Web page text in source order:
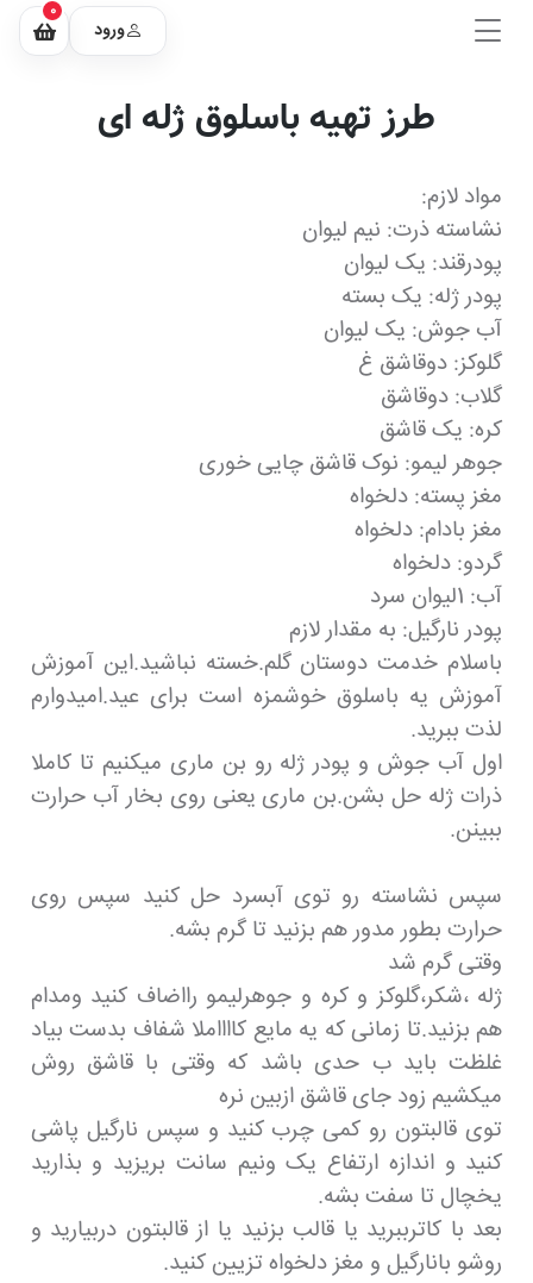
ورود
0
طرز تهیه باسلوق ژله ای
مواد لازم:
نشاسته ذرت: نیم لیوان
پودرقند: یک لیوان
پودر ژله: یک بسته
آب جوش: یک لیوان
گلوکز: دوقاشق غ
گلاب: دوقاشق
کره: یک قاشق
جوهر لیمو: نوک قاشق چایی خوری
مغز پسته: دلخواه
مغز بادام: دلخواه
گردو: دلخواه
آب: 1لیوان سرد
پودر نارگیل: به مقدار لازم
باسلام خدمت دوستان گلم.خسته نباشید.این آموزش
آموزش یه باسلوق خوشمزه است برای عید.امیدوارم
لذت ببرید.
اول آب جوش و پودر ژله رو بن ماری میکنیم تا کاملا
ذرات ژله حل بشن.بن ماری یعنی روی بخار آب حرارت
ببینن.
سپس نشاسته رو توی آبسرد حل کنید سپس روی
حرارت بطور مدور هم بزنید تا گرم بشه.
وقتی گرم شد
ژله ،شکر،گلوکز و کره و جوهرلیمو رااضاف کنید ومدام
هم بزنید.تا زمانی که یه مایع کااااملا شفاف بدست بیاد
غلظت باید ب حدی باشد که وقتی با قاشق روش
میکشیم زود جای قاشق ازبین نره
توی قالبتون رو کمی چرب کنید و سپس نارگیل پاشی
کنید و اندازه ارتفاع یک ونیم سانت بریزید و بذارید
یخچال تا سفت بشه.
بعد با کاترببرید یا قالب بزنید یا از قالبتون دربیارید و
روشو بانارگیل و مغز دلخواه تزیین کنید.